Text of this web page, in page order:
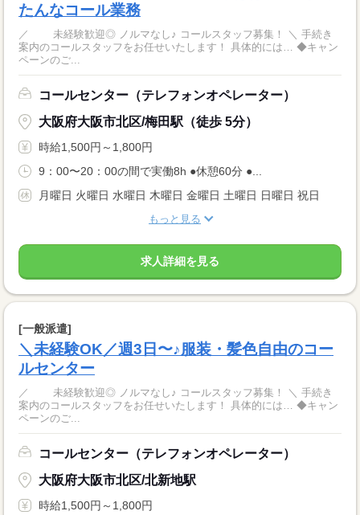
たんなコール業務
／ 未経験歓迎◎ ノルマなし♪ コールスタッフ募集！ ＼ 手続き
案内のコールスタッフをお任せいたします！ 具体的には… ◆キャン
ペーンのご...
コールセンター（テレフォンオペレーター）
大阪府大阪市北区/梅田駅（徒歩 5分）
時給1,500円～1,800円
9：00〜20：00の間で実働8h ●休憩60分 ●...
月曜日 火曜日 水曜日 木曜日 金曜日 土曜日 日曜日 祝日
もっと見る
求人詳細を見る
[一般派遣]
＼未経験OK／週3日〜♪服装・髪色自由のコー
ルセンター
／ 未経験歓迎◎ ノルマなし♪ コールスタッフ募集！ ＼ 手続き
案内のコールスタッフをお任せいたします！ 具体的には… ◆キャン
ペーンのご...
コールセンター（テレフォンオペレーター）
大阪府大阪市北区/北新地駅
時給1,500円～1,800円